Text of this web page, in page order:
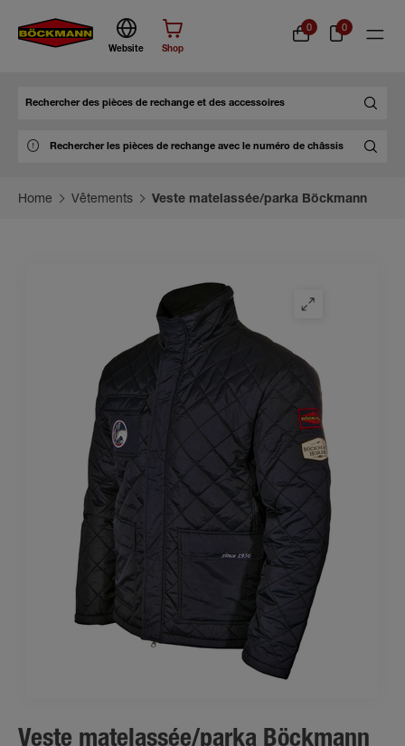
Website Shop
0 0
Home Vêtements Veste matelassée/parka Böckmann
Veste matelassée/parka Böckmann